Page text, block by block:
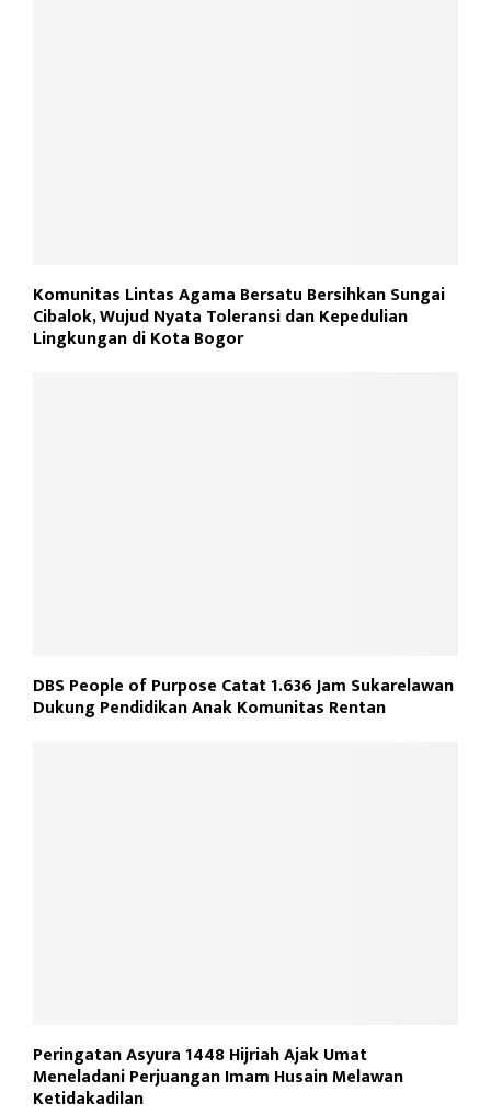
Komunitas Lintas Agama Bersatu Bersihkan Sungai
Cibalok, Wujud Nyata Toleransi dan Kepedulian
Lingkungan di Kota Bogor
DBS People of Purpose Catat 1.636 Jam Sukarelawan
Dukung Pendidikan Anak Komunitas Rentan
Peringatan Asyura 1448 Hijriah Ajak Umat
Meneladani Perjuangan Imam Husain Melawan
Ketidakadilan